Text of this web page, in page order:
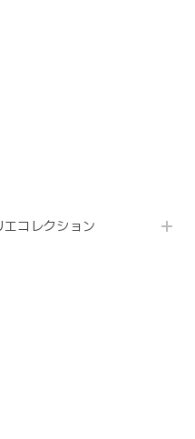
コレクション
お花を お届けさせて
でくれました。 ありがと